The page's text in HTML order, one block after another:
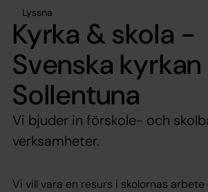
Lyssna
Kyrka & skola -
Svenska kyrkan
Sollentuna
Vi bjuder in förskole- och
verksamheter.
Vi vill vara en resurs i skolornas